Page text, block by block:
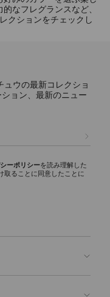
なフレグランスなど、
クションをチェックし
ウの最新コレクショ
ョン、最新のニュー
ーポリシーを読み理解した
取ることに同意したことに